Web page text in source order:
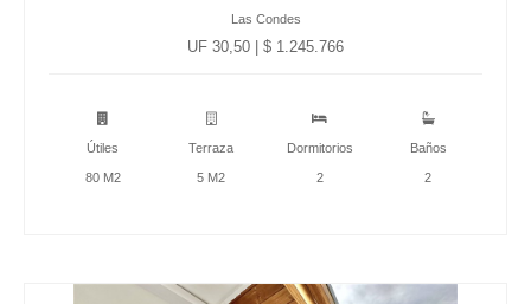
Las Condes
UF 30,50 | $ 1.245.766
Útiles
80 M2
Terraza
5 M2
Dormitorios
2
Baños
2